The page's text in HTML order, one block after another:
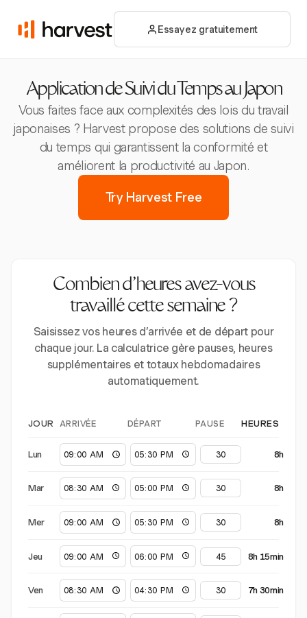
Essayez gratuitement
Application de Suivi du Temps au Japon
Vous faites face aux complexités des lois du travail
japonaises ? Harvest propose des solutions de suivi
du temps qui garantissent la conformité et
améliorent la productivité au Japon.
Try Harvest Free
Combien d’heures avez-vous
travaillé cette semaine ?
Saisissez vos heures d’arrivée et de départ pour
chaque jour. La calculatrice gère pauses, heures
supplémentaires et totaux hebdomadaires
automatiquement.
JOUR ARRIVÉE DÉPART PAUSE HEURES
Lun 8h
Mar 8h
Mer 8h
Jeu 8h 15min
Ven 7h 30min